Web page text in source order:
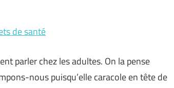
de santé
parler chez les adultes. On la pense
nous puisqu’elle caracole en tête de